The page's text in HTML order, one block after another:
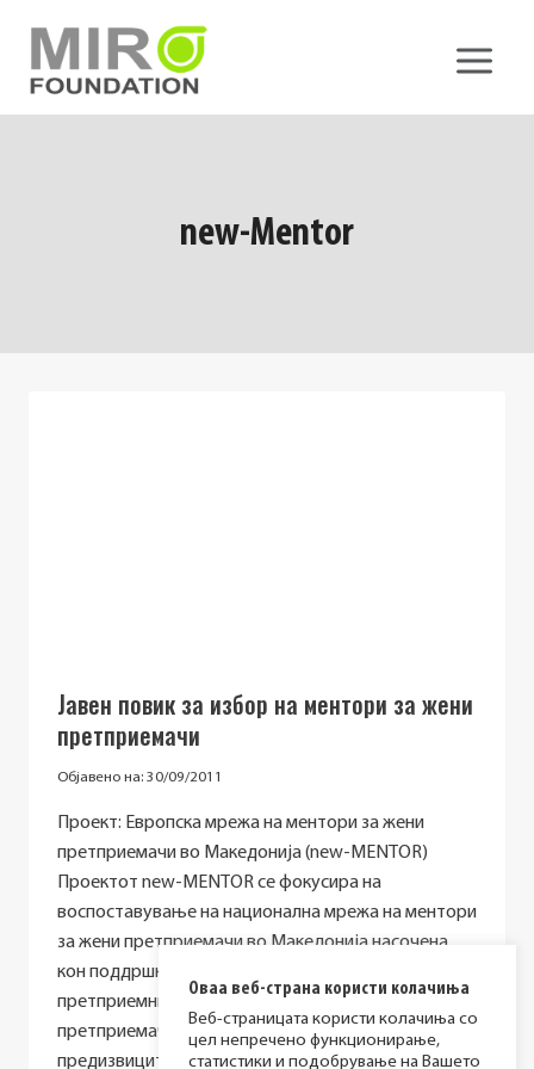
content
new-Mentor
Јавен повик за избор на ментори за жени
претприемачи
Објавено на: 30/09/2011
Проект: Европска мрежа на ментори за жени
претприемачи во Македонија (new-MENTOR)
Проектот new-MENTOR се фокусира на
воспоставување на национална мрежа на ментори
за жени претприемачи во Македонија насочена
кон поддршка на развојот на женското
претприемништво и помош на жените
претприемачи успешно да ги надминат
предизвиците во првите години од работењето…
Оваа веб-страна користи колачиња
Веб-страницата користи колачиња со
цел непречено функционирање,
статистики и подобрување на Вашето